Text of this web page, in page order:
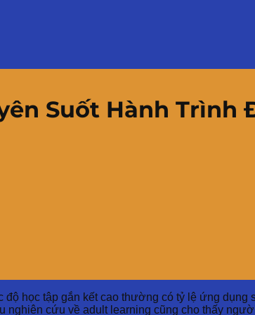
Suốt Hành Trình
học tập gắn kết cao thường có tỷ lệ ứng dụng
nghiên cứu về adult learning cũng cho thấy